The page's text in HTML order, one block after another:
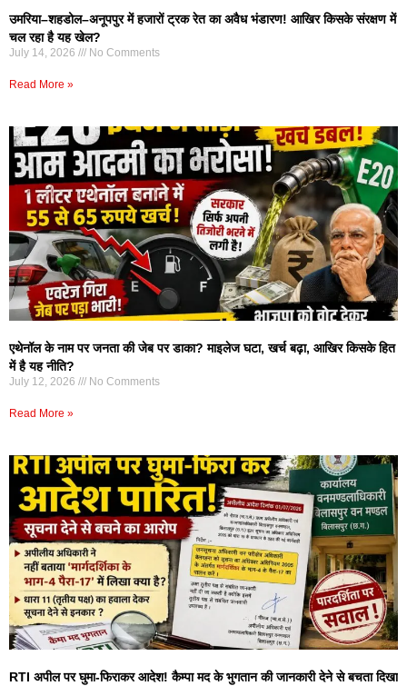
उमरिया–शहडोल–अनूपपुर में हजारों ट्रक रेत का अवैध भंडारण! आखिर किसके संरक्षण में
चल रहा है यह खेल?
July 14, 2026 No Comments
Read More »
एथेनॉल के नाम पर जनता की जेब पर डाका? माइलेज घटा, खर्च बढ़ा, आखिर किसके हित
में है यह नीति?
July 12, 2026 No Comments
Read More »
RTI अपील पर घुमा-फिराकर आदेश! कैम्पा मद के भुगतान की जानकारी देने से बचता दिखा